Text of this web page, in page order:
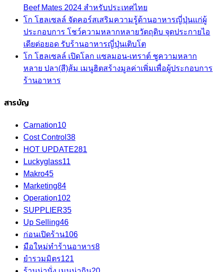
Beef Mates 2024 สำหรับประเทศไทย
โก โฮลเซลล์ จัดคอร์สเสริมความรู้ด้านอาหารญี่ปุ่นแก่ผู้
ประกอบการ โชว์ความหลากหลายวัตถุดิบ จุดประกายไอ
เดียต่อยอด รับร้านอาหารญี่ปุ่นเติบโต
โก โฮลเซลล์ เปิดโลก แซลมอน-เทราต์ ชูความหลาก
หลาย ปลา(สี)ส้ม เมนูฮิตสร้างมูลค่าเพิ่มเพื่อผู้ประกอบการ
ร้านอาหาร
สารบัญ
Carnation10
Cost Control 38
HOT UPDATE281
Luckyglass11
Makro45
Marketing84
Operation102
SUPPLIER35
Up Selling46
ก่อนเปิดร้าน106
มือใหม่ทำร้านอาหาร8
ยำรวมมิตร121